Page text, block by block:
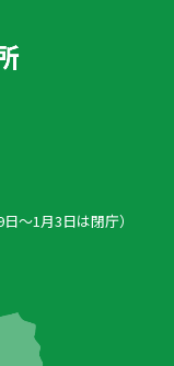
〜1月3日は閉庁）